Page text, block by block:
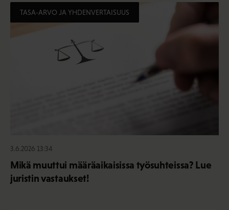
TASA-ARVO JA YHDENVERTAISUUS
3.6.2026 13:34
Mikä muuttui määräaikaisissa työsuhteissa? Lue
juristin vastaukset!